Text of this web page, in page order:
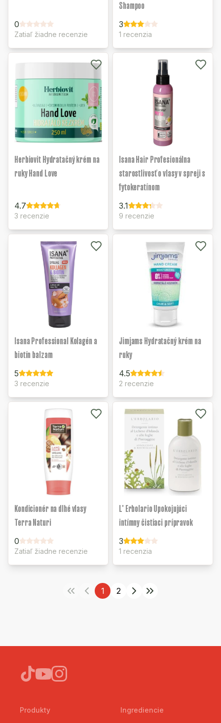
0
Zatiaľ žiadne recenzie
Shampoo
3
1 recenzia
Herbiovit Hydratačný krém na
ruky Hand Love
4.7
3 recenzie
Isana Hair Profesionálna
starostlivosť o vlasy v spreji s
fytokeratínom
3.1
9 recenzie
Isana Professional Kolagén a
biotín balzam
5
3 recenzie
Jimjams Hydratačný krém na
ruky
4.5
2 recenzie
Kondicionér na dlhé vlasy
Terra Naturi
0
Zatiaľ žiadne recenzie
L' Erbolario Upokojujúci
intímny čistiaci prípravok
3
1 recenzia
1 2
Produkty Ingrediencie